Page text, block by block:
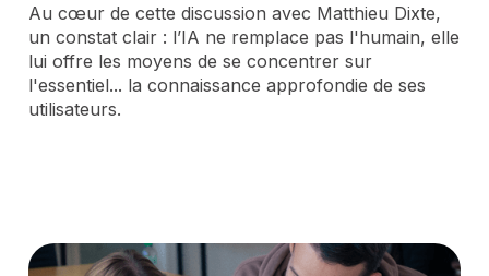
Au cœur de cette discussion avec Matthieu Dixte,
un constat clair : l’IA ne remplace pas l'humain, elle
lui offre les moyens de se concentrer sur
l'essentiel... la connaissance approfondie de ses
utilisateurs.